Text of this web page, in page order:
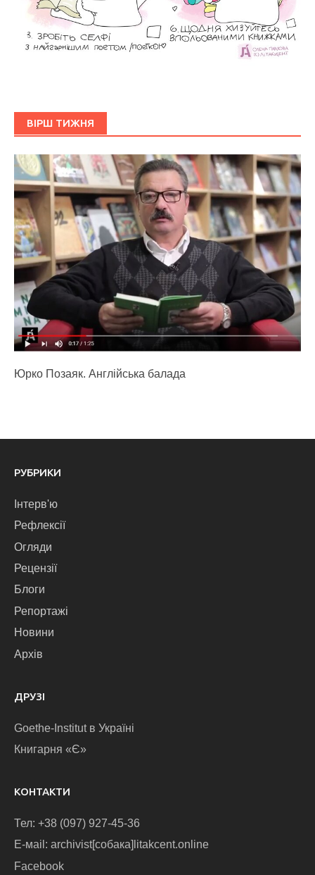
ВІРШ ТИЖНЯ
Юрко Позаяк. Англійська балада
РУБРИКИ
Інтерв'ю
Рефлексії
Огляди
Рецензії
Блоги
Репортажі
Новини
Архів
ДРУЗІ
Goethe-Institut в Україні
Книгарня «Є»
КОНТАКТИ
Тел: +38 (097) 927-45-36
E-маіl: archivist[собака]litakcent.online
Facebook